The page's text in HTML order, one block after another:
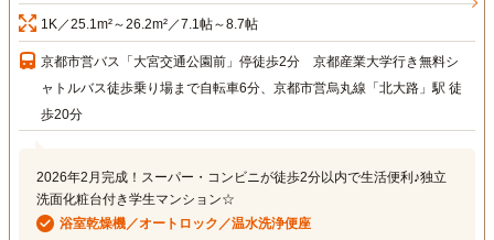
1K／25.1m²～26.2m²／7.1帖～8.7帖
京都市営バス「大宮交通公園前」停徒歩2分 京都産業大学行き無料シ
ャトルバス徒歩乗り場まで自転車6分、京都市営烏丸線「北大路」駅 徒
歩20分
2026年2月完成！スーパー・コンビニが徒歩2分以内で生活便利♪独立
洗面化粧台付き学生マンション☆
浴室乾燥機／オートロック／温水洗浄便座